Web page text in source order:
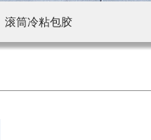
滚筒冷粘包胶